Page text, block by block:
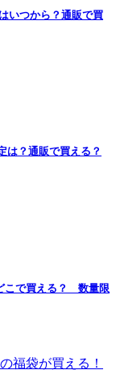
いつから？通販で買
は？通販で買える？
こで買える？ 数量限
福袋が買える！